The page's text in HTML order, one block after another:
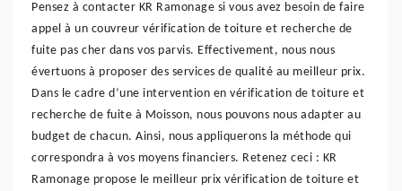
Pensez à contacter KR Ramonage si vous avez besoin de faire
appel à un couvreur vérification de toiture et recherche de
fuite pas cher dans vos parvis. Effectivement, nous nous
évertuons à proposer des services de qualité au meilleur prix.
Dans le cadre d’une intervention en vérification de toiture et
recherche de fuite à Moisson, nous pouvons nous adapter au
budget de chacun. Ainsi, nous appliquerons la méthode qui
correspondra à vos moyens financiers. Retenez ceci : KR
Ramonage propose le meilleur prix vérification de toiture et